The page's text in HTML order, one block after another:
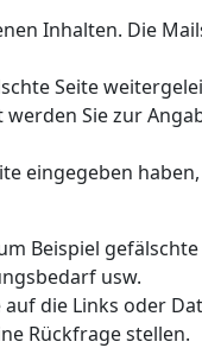
Inhalten. Die
Seite
Sie zur
eingegeben
Beispiel
usw.
die Links oder
Rückfrage stellen.